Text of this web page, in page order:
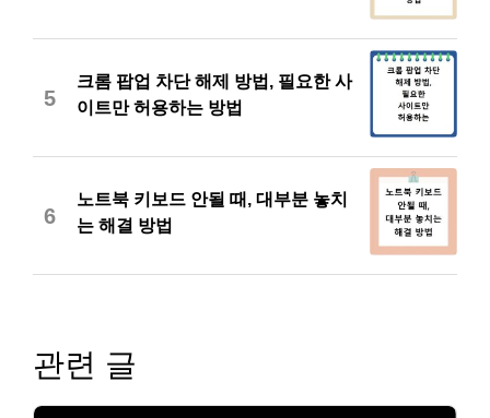
5
크롬 팝업 차단 해제 방법, 필요한 사
이트만 허용하는 방법
6
노트북 키보드 안될 때, 대부분 놓치
는 해결 방법
관련 글